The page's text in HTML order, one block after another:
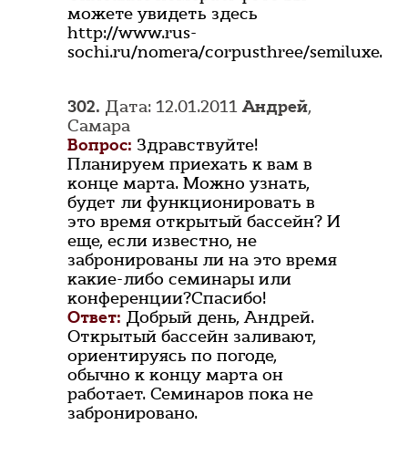
можете увидеть здесь
http://www.rus-
sochi.ru/nomera/corpusthree/semiluxe.
302. Дата: 12.01.2011Андрей,
Самара
Вопрос: Здравствуйте!
Планируем приехать к вам в
конце марта. Можно узнать,
будет ли функционировать в
это время открытый бассейн? И
еще, если известно, не
забронированы ли на это время
какие-либо семинары или
конференции?Спасибо!
Ответ: Добрый день, Андрей.
Открытый бассейн заливают,
ориентируясь по погоде,
обычно к концу марта он
работает. Семинаров пока не
забронировано.